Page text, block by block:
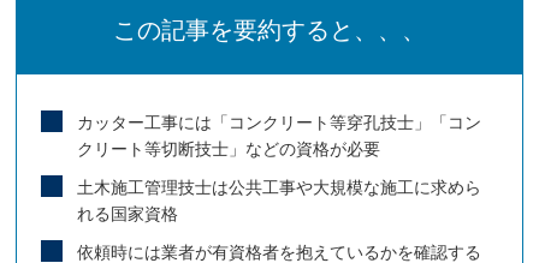
この記事を要約すると、、、
カッター工事には「コンクリート等穿孔技士」「コン
クリート等切断技士」などの資格が必要
土木施工管理技士は公共工事や大規模な施工に求めら
れる国家資格
依頼時には業者が有資格者を抱えているかを確認する